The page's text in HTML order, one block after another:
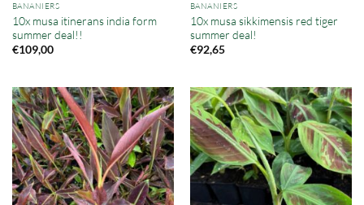
BANANIERS
10x musa itinerans india form
summer deal!!
€109,00
BANANIERS
10x musa sikkimensis red tiger
summer deal!
€92,65